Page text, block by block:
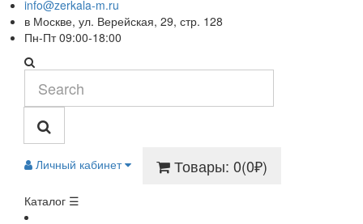
info@zerkala-m.ru
в Москве, ул. Верейская, 29, стр. 128
Пн-Пт 09:00-18:00
Личный кабинет Товары: 0(0₽)
Каталог ☰